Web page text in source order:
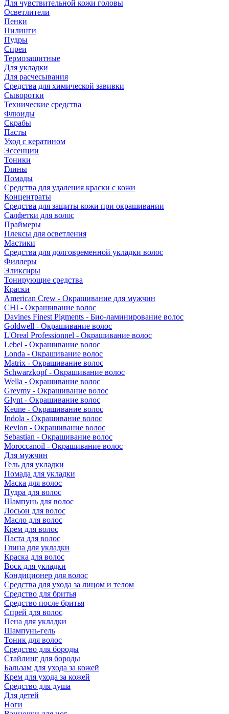
Для чувствительной кожи головы
Осветлители
Пенки
Пилинги
Пудры
Спреи
Термозащитные
Для укладки
Для расчесывания
Средства для химической завивки
Сыворотки
Технические средства
Флюиды
Скрабы
Пасты
Уход с кератином
Эссенции
Тоники
Глины
Помады
Средства для удаления краски с кожи
Концентраты
Средства для защиты кожи при окрашивании
Салфетки для волос
Праймеры
Плексы для осветления
Мастики
Средства для долговременной укладки волос
Филлеры
Эликсиры
Тонирующие средства
Краски
American Crew - Окрашивание для мужчин
CHI - Окрашивание волос
Davines Finest Pigments - Био-ламинирование волос
Goldwell - Окрашивание волос
L'Oreal Professionnel - Окрашивание волос
Lebel - Окрашивание волос
Londa - Окрашивание волос
Matrix - Окрашивание волос
Schwarzkopf - Окрашивание волос
Wella - Окрашивание волос
Greymy - Окрашивание волос
Glynt - Окрашивание волос
Keune - Окрашивание волос
Indola - Окрашивание волос
Revlon - Окрашивание волос
Sebastian - Окрашивание волос
Moroccanoil - Окрашивание волос
Для мужчин
Гель для укладки
Помада для укладки
Маска для волос
Пудра для волос
Шампунь для волос
Лосьон для волос
Масло для волос
Крем для волос
Паста для волос
Глина для укладки
Краска для волос
Воск для укладки
Кондиционер для волос
Средства для ухода за лицом и телом
Средство для бритья
Средство после бритья
Спрей для волос
Пена для укладки
Шампунь-гель
Тоник для волос
Средство для бороды
Стайлинг для бороды
Бальзам для ухода за кожей
Крем для ухода за кожей
Средство для душа
Для детей
Ноги